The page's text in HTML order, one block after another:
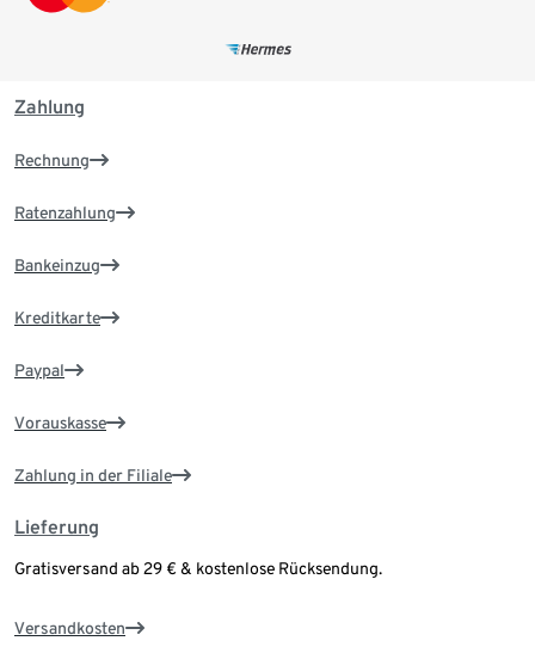
Zahlung
Rechnung
Ratenzahlung
Bankeinzug
Kreditkarte
Paypal
Vorauskasse
Zahlung in der Filiale
Lieferung
Gratisversand ab 29 € & kostenlose Rücksendung.
Versandkosten